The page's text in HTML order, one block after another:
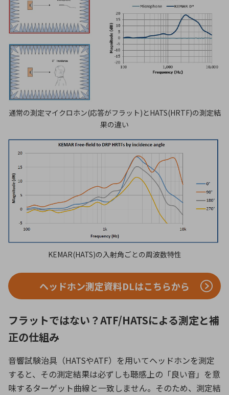
通常の測定マイクロホン(応答がフラット)とHATS(HRTF)の測定結
果の違い
KEMAR(HATS)の入射角ごとの周波数特性
ヘッドホン測定資料DLはこちらから
フラットではない？ATF/HATSによる測定と補
正の仕組み
音響試験治具（HATSやATF）を用いてヘッドホンを測定
すると、その測定結果は必ずしも聴感上の「良い音」を意
味するターゲット曲線と一致しません。そのため、測定結